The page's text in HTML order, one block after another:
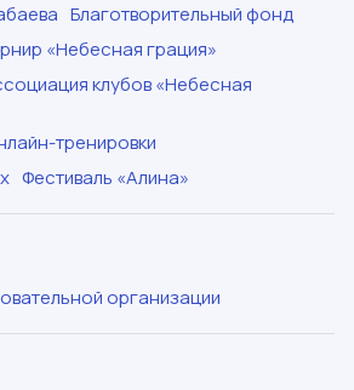
Благотворительный фонд
«Небесная грация»
клубов «Небесная
тренировки
Фестиваль «Алина»
организации